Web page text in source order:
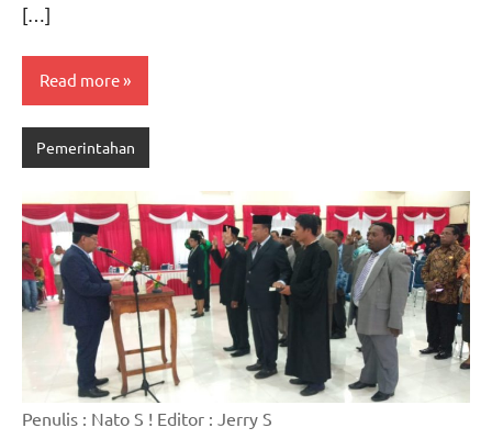
[…]
Read more
Pemerintahan
Penulis : Nato S ! Editor : Jerry S